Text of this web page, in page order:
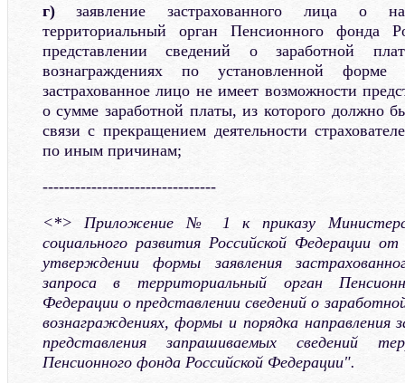
г)заявление застрахованного лица о
территориальный орган Пенсионного фонда
представлении сведений о заработной
вознаграждениях по установленной
застрахованное лицо не имеет возможности
о сумме заработной платы, из которого должно
связи с прекращением деятельности
по иным причинам;
--------------------------------
<*> Приложение № 1 к приказу
социального развития Российской
утверждении формы заявления
запроса в территориальный орган
Федерации о представлении сведений о
вознаграждениях, формы и порядка направления
представления запрашиваемых сведений
Пенсионного фонда Российской Федерации".